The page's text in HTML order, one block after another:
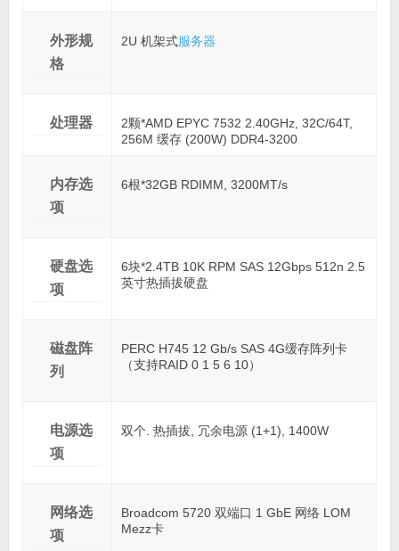
外形规
格
2U 机架式服务器
处理器
2颗*AMD EPYC 7532 2.40GHz, 32C/64T,
256M 缓存 (200W) DDR4-3200
内存选
项
6根*32GB RDIMM, 3200MT/s
硬盘选
项
6块*2.4TB 10K RPM SAS 12Gbps 512n 2.5
英寸热插拔硬盘
磁盘阵
列
PERC H745 12 Gb/s SAS 4G缓存阵列卡
（支持RAID 0 1 5 6 10）
电源选
项
双个. 热插拔, 冗余电源 (1+1), 1400W
网络选
项
Broadcom 5720 双端口 1 GbE 网络 LOM
Mezz卡